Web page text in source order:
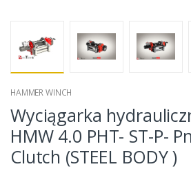
HAMMER WINCH
Wyciągarka
HMW 4.0 PHT- ST-P-
Clutch (STEEL BODY )